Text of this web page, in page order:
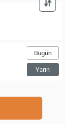
Bugün
Yarın